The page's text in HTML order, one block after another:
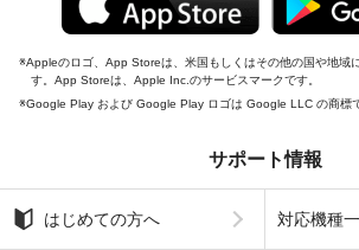
Appleのロゴ、App Storeは、米国もしくはその他の国や地域
す。App Storeは、Apple Inc.のサービスマークです。
Google Play および Google Play ロゴは Google LLC の商標で
サポート情報
はじめての方へ 対応機種